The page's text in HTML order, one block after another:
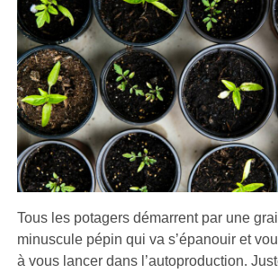
Tous les potagers démarrent par une
minuscule pépin qui va s’épanouir et
à vous lancer dans l’autoproduction.